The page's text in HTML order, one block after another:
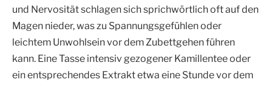
und Nervosität schlagen sich sprichwörtlich oft auf den
Magen nieder, was zu Spannungsgefühlen oder
leichtem Unwohlsein vor dem Zubettgehen führen
kann. Eine Tasse intensiv gezogener Kamillentee oder
ein entsprechendes Extrakt etwa eine Stunde vor dem